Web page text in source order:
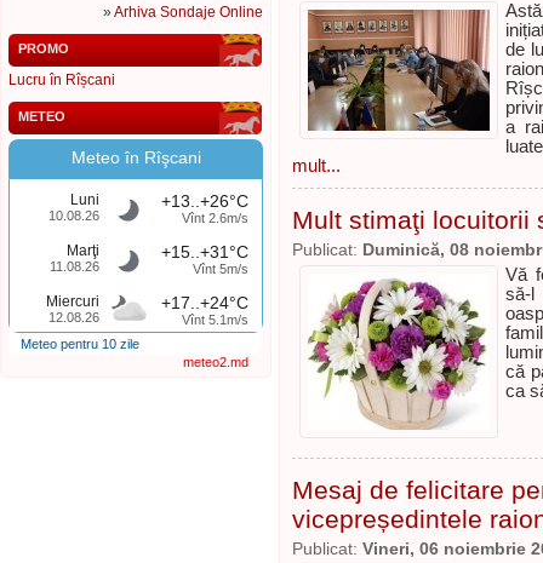
»Arhiva Sondaje Online
PROMO
Lucru în Rîșcani
METEO
Meteo în Rîşcani
Luni
10.08.26
+13..+26°C
Vînt 2.6m/s
Marţi
11.08.26
+15..+31°C
Vînt 5m/s
Miercuri
12.08.26
+17..+24°C
Vînt 5.1m/s
Meteo pentru 10 zile
meteo2.md
de
a
mult...
Mult stimaţi locuitorii
Publicat: Duminică, 08
Vă
să-l
că
ca
Mesaj de felicitare
vicepreședintele
Publicat: Vineri, 06 noiembrie